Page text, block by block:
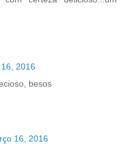
2016
besos
16, 2016